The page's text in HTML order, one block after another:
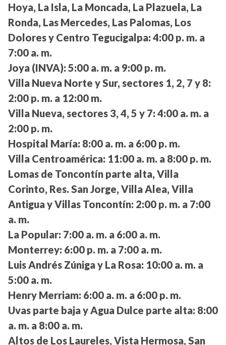
Hoya, La Isla, La Moncada, La Plazuela, La
Ronda, Las Mercedes, Las Palomas, Los
Dolores y Centro Tegucigalpa: 4:00 p. m. a
7:00 a. m.
Joya (INVA): 5:00 a. m. a 9:00 p. m.
Villa Nueva Norte y Sur, sectores 1, 2, 7 y 8:
2:00 p. m. a 12:00 m.
Villa Nueva, sectores 3, 4, 5 y 7: 4:00 a. m. a
2:00 p. m.
Hospital María: 8:00 a. m. a 6:00 p. m.
Villa Centroamérica: 11:00 a. m. a 8:00 p. m.
Lomas de Toncontín parte alta, Villa
Corinto, Res. San Jorge, Villa Alea, Villa
Antigua y Villas Toncontín: 2:00 p. m. a 7:00
a. m.
La Popular: 7:00 a. m. a 6:00 a. m.
Monterrey: 6:00 p. m. a 7:00 a. m.
Luis Andrés Zúniga y La Rosa: 10:00 a. m. a
5:00 a. m.
Henry Merriam: 6:00 a. m. a 6:00 p. m.
Uvas parte baja y Agua Dulce parte alta: 8:00
a. m. a 8:00 a. m.
Altos de Los Laureles, Vista Hermosa, San